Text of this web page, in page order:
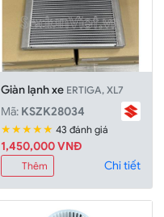
Giàn lạnh xe ERTIGA, XL7
Mã: KSZK28034
★★★★★ 43 đánh giá
1,450,000 VNĐ
Thêm Chi tiết